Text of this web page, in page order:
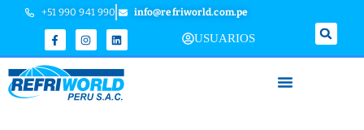
+51 990 941 990 info@refriworld.com.pe
USUARIOS